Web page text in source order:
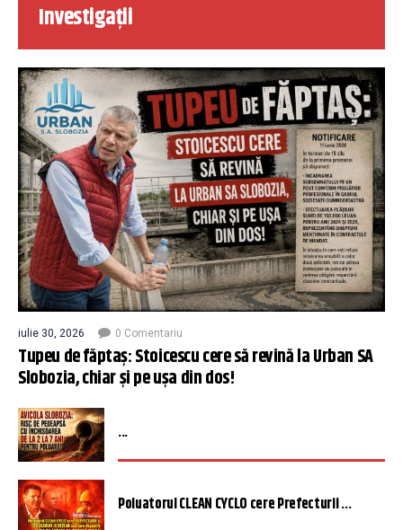
Investigații
iulie 30, 2026 0 Comentariu
Tupeu de făptaș: Stoicescu cere să revină la Urban SA
Slobozia, chiar și pe ușa din dos!
...
Poluatorul CLEAN CYCLO cere Prefecturii ...